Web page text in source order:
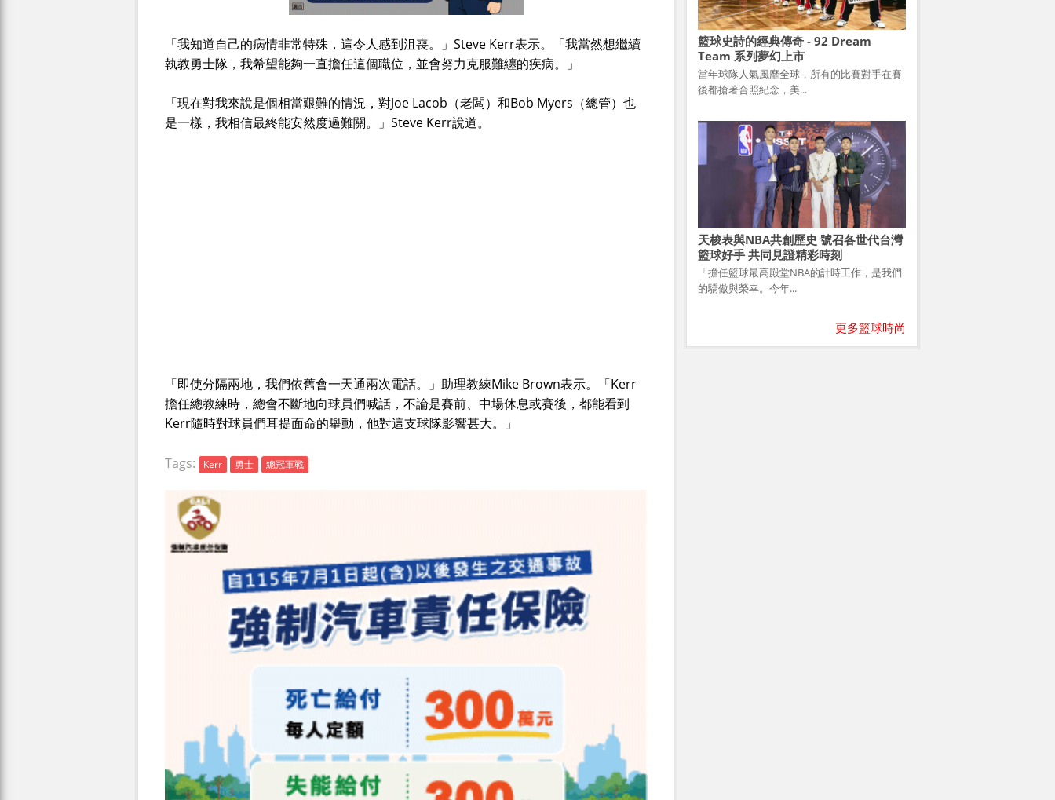
「我知道自己的病情非常特殊，這令人感到沮喪。」Steve Kerr表示。「我當然想繼續
執教勇士隊，我希望能夠一直擔任這個職位，並會努力克服難纏的疾病。」
「現在對我來說是個相當艱難的情況，對Joe Lacob（老闆）和Bob Myers（總管）也
是一樣，我相信最終能安然度過難關。」Steve Kerr說道。
「即使分隔兩地，我們依舊會一天通兩次電話。」助理教練Mike Brown表示。「Kerr
擔任總教練時，總會不斷地向球員們喊話，不論是賽前、中場休息或賽後，都能看到
Kerr隨時對球員們耳提面命的舉動，他對這支球隊影響甚大。」
Tags: Kerr 勇士 總冠軍戰
籃球史詩的經典傳奇 - 92 Dream
Team 系列夢幻上市
當年球隊人氣風靡全球，所有的比賽對手在賽
後都搶著合照紀念，美...
天梭表與NBA共創歷史 號召各世代台灣
籃球好手 共同見證精彩時刻
「擔任籃球最高殿堂NBA的計時工作，是我們
的驕傲與榮幸。今年...
更多籃球時尚